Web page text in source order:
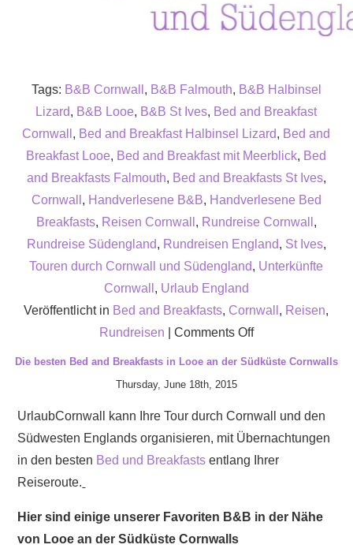
Tags: B&B Cornwall , B&B Falmouth, B&B Halbinsel
Lizard, B&B Looe, B&B St Ives, Bed and Breakfast
Cornwall , Bed and Breakfast Halbinsel Lizard, Bed and
Breakfast Looe, Bed and Breakfast mit Meerblick, Bed
and Breakfasts Falmouth, Bed and Breakfasts St Ives,
Cornwall , Handverlesene B&B, Handverlesene Bed
Breakfasts, Reisen Cornwall , Rundreise Cornwall ,
Rundreise Südengland, Rundreisen England, St Ives,
Touren durch Cornwall und Südengland, Unterkünfte
Cornwall , Urlaub England
Veröffentlicht in Bed and Breakfasts, Cornwall , Reisen,
Rundreisen
Comments Offon
in
Cornwall:
Unsere
Die besten Bed and Breakfasts in Looe an der Südküste Cornwalls
Thursday, June 18th, 2015
UrlaubCornwall kann Ihre Tour durch Cornwall und den
Südwesten Englands organisieren, mit Übernachtungen
in den besten Bed und Breakfasts entlang Ihrer
Reiseroute.
Hier sind einige unserer Favoriten B&B in der Nähe
von Looe an der Südküste Cornwalls